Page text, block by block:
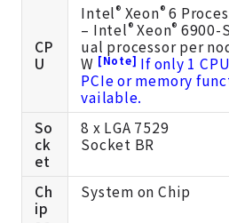
CP
U
Intel® Xeon® 6
– Intel® Xeon® 6900-
ual processor per
W [Note] If only 1
PCIe or memory
vailable.
So
ck
et
8 x LGA 7529
Socket BR
Ch
ip
System on Chip